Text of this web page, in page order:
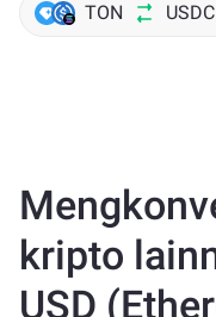
TON USDC
kripto
USD